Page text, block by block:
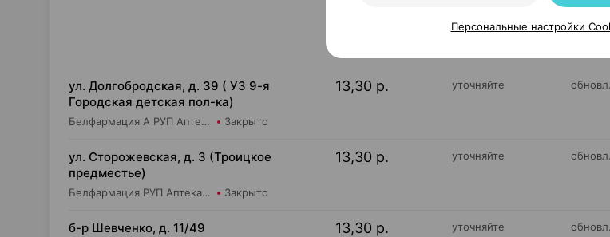
ул. Долгобродская, д. 39 ( УЗ 9-я
Городская детская пол-ка)
Белфармация А РУП Аптека №25 Закрыто
13,30 р. уточняйте
ул. Сторожевская, д. 3 (Троицкое
предместье)
Белфармация РУП Аптека №88 Закрыто
13,30 р. уточняйте
б-р Шевченко, д. 11/49 13,30 р. уточняйте
Персональные настройки